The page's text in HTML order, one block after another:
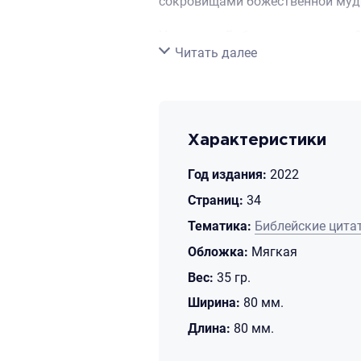
Свернуть
Читать далее
Характеристики
Год издания: 2022
Страниц: 34
Тематика: Библейские
Обложка: Мягкая
Вес: 35 гр.
Ширина: 80 мм.
Длина: 80 мм.